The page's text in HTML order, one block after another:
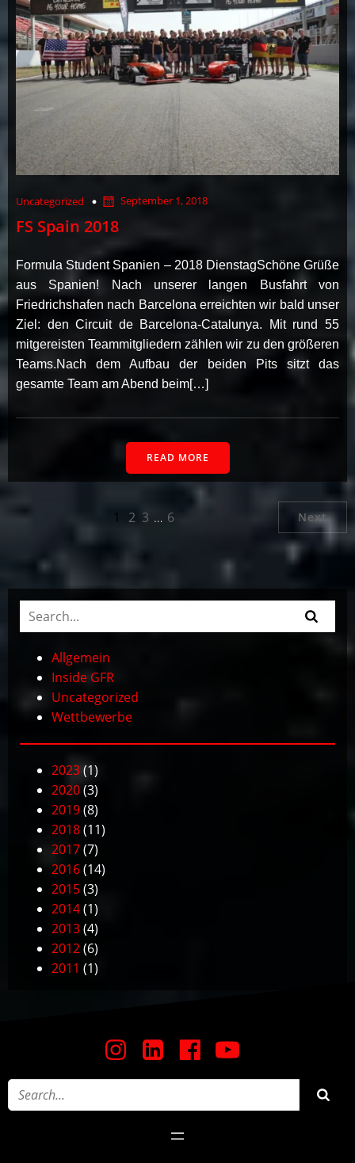
Uncategorized September 1, 2018
FS Spain 2018
Formula Student Spanien – 2018 DienstagSchöne Grüße
aus Spanien! Nach unserer langen Busfahrt von
Friedrichshafen nach Barcelona erreichten wir bald unser
Ziel: den Circuit de Barcelona-Catalunya. Mit rund 55
mitgereisten Teammitgliedern zählen wir zu den größeren
Teams.Nach dem Aufbau der beiden Pits sitzt das
gesamte Team am Abend beim[…]
READ MORE
1 2 3 … 6 Next
Allgemein
Inside GFR
Uncategorized
Wettbewerbe
2023(1)
2020(3)
2019(8)
2018(11)
2017(7)
2016(14)
2015(3)
2014(1)
2013(4)
2012(6)
2011 (1)